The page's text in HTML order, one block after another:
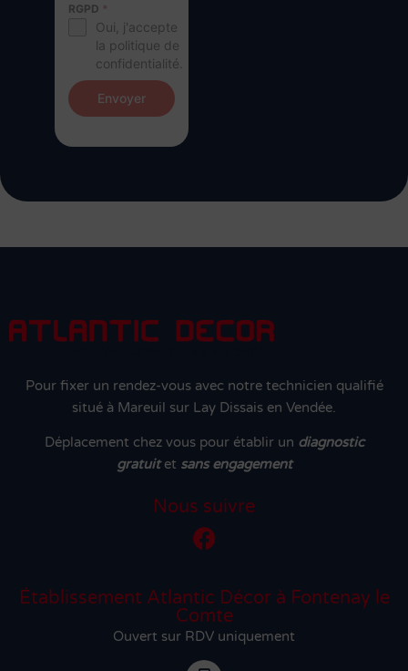
RGPD *
Oui, j'accepte
la politique de
confidentialité.
Envoyer
Pour fixer un rendez-vous avec notre technicien qualifié
situé à Mareuil sur Lay Dissais en Vendée.
Déplacement chez vous pour établir un diagnostic
gratuitet sans engagement
Nous suivre
Établissement Atlantic Décor à Fontenay le
Comte
Ouvert sur RDV uniquement